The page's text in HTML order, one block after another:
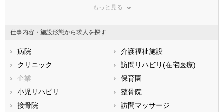
神奈川県
石川県
福井県
静岡県
三重県
滋賀県
大阪府
兵庫県
鳥取県
広島県
徳島県
もっと見る
仕事内容・施設形態から求人を探す
病院
介護福祉施設
クリニック
訪問リハビリ(在宅医療)
企業
保育園
小児リハビリ
整骨院
接骨院
訪問マッサージ